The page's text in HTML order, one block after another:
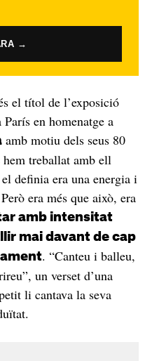
→
el títol de l’exposició
en homenatge a
amb motiu dels seus 80
hem treballat amb ell
definia era una energia i
era més que això, era
amb intensitat
mai davant de cap
. “Canteu i balleu,
un verset d’una
li cantava la seva